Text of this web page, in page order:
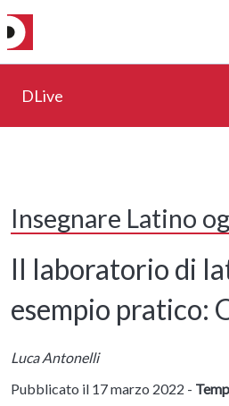
DLive
Insegnare Latino
Il laboratorio di
esempio pratico:
Luca Antonelli
Pubblicato il 17 marzo 2022 -